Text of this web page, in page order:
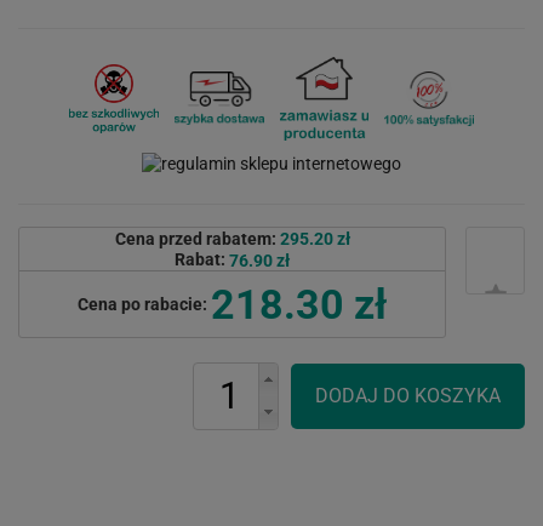
Cena przed rabatem: 295.20 zł
Rabat: 76.90 zł
Cena po rabacie: 218.30 zł